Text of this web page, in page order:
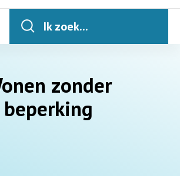
Ik zoek...
zonder
beperking